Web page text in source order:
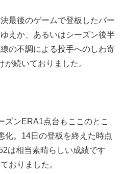
最後のゲームで登板したバー
えか、あるいはシーズン後半
の不調による投手へのしわ寄
続いておりました。
ズンERA1点台もここのとこ
化。14日の登板を終えた時点
は相当素晴らしい成績です
おりました。